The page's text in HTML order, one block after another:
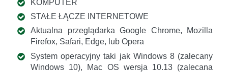
KOMPUTER
STAŁE ŁĄCZE INTERNETOWE
Aktualna przeglądarka Google Chrome, Mozilla
Firefox, Safari, Edge, lub Opera
System operacyjny taki jak Windows 8 (zalecany
Windows 10), Mac OS wersja 10.13 (zalecana